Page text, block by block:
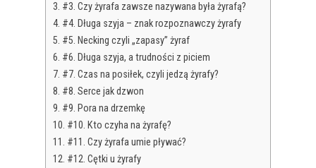
#3. Czy żyrafa zawsze nazywana była żyrafą?
#4. Długa szyja – znak rozpoznawczy żyrafy
#5. Necking czyli „zapasy” żyraf
#6. Długa szyja, a trudności z piciem
#7. Czas na posiłek, czyli jedzą żyrafy?
#8. Serce jak dzwon
#9. Pora na drzemkę
#10. Kto czyha na żyrafę?
#11. Czy żyrafa umie pływać?
#12. Cętki u żyrafy